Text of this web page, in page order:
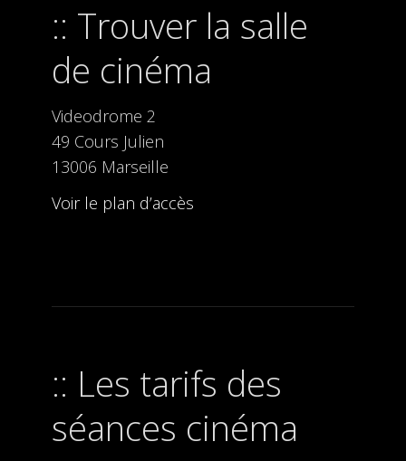
Trouver la salle
de cinéma
Videodrome 2
49 Cours Julien
13006 Marseille
Voir le plan d’accès
Les tarifs des
séances cinéma